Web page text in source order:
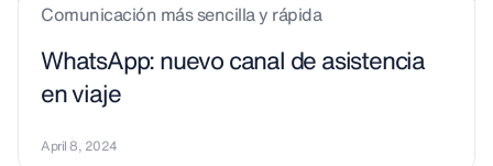
Comunicación más sencilla y rápida
WhatsApp: nuevo canal de asistencia
en viaje
April 8, 2024